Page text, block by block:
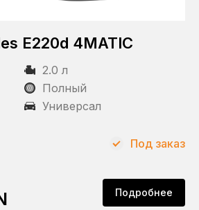
E220d 4MATIC
2.0 л
Полный
Универсал
Подробнее
Под заказ